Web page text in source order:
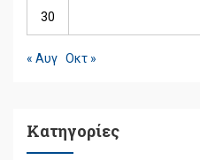
30
« Αυγ Οκτ »
Kατηγορίες